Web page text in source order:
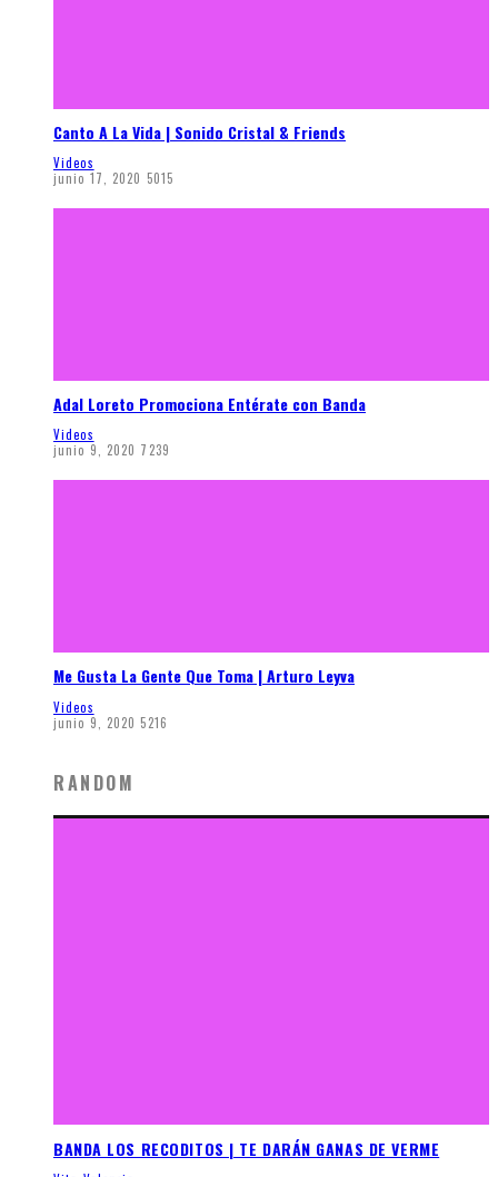
Canto A La Vida | Sonido Cristal & Friends
Videos
junio 17, 2020 5015
Adal Loreto Promociona Entérate con Banda
Videos
junio 9, 2020 7239
Me Gusta La Gente Que Toma | Arturo Leyva
Videos
junio 9, 2020 5216
RANDOM
BANDA LOS RECODITOS | TE DARÁN GANAS DE VERME